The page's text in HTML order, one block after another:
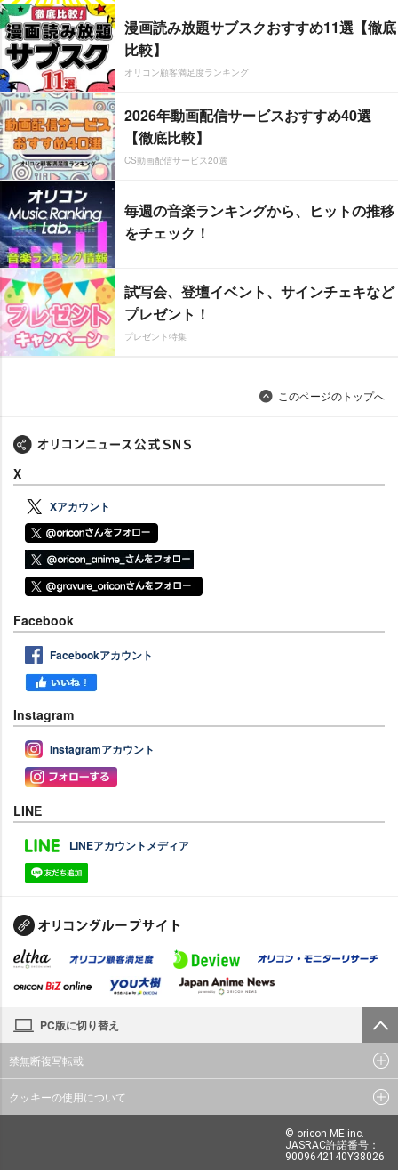
漫画読み放題サブスクおすすめ11選【徹底
比較】
オリコン顧客満足度ランキング
2026年動画配信サービスおすすめ40選
【徹底比較】
CS動画配信サービス20選
毎週の音楽ランキングから、ヒットの推移
をチェック！
試写会、登壇イベント、サインチェキなど
プレゼント！
プレゼント特集
このページのトップへ
X
Xアカウント
Facebook
Facebookアカウント
Instagram
Instagramアカウント
LINE
LINEアカウントメディア
PC版に切り替え
禁無断複写転載
クッキーの使用について
© oricon ME inc.
JASRAC許諾番号：
9009642140Y38026